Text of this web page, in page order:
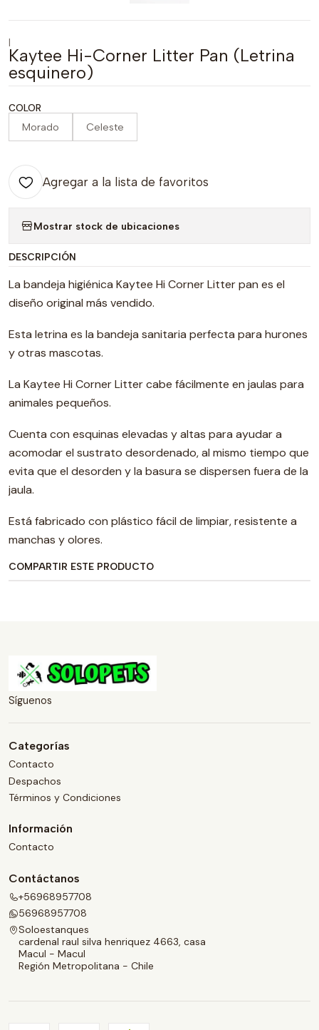
|
Kaytee Hi-Corner Litter Pan (Letrina
esquinero)
COLOR
Morado Celeste
Agregar a la lista de favoritos
Mostrar stock de ubicaciones
DESCRIPCIÓN
La bandeja higiénica Kaytee Hi Corner Litter pan es el
diseño original más vendido.
Esta letrina es la bandeja sanitaria perfecta para hurones
y otras mascotas.
La Kaytee Hi Corner Litter cabe fácilmente en jaulas para
animales pequeños.
Cuenta con esquinas elevadas y altas para ayudar a
acomodar el sustrato desordenado, al mismo tiempo que
evita que el desorden y la basura se dispersen fuera de la
jaula.
Está fabricado con plástico fácil de limpiar, resistente a
manchas y olores.
COMPARTIR ESTE PRODUCTO
Síguenos
Categorías
Contacto
Despachos
Términos y Condiciones
Información
Contacto
Contáctanos
+56968957708
56968957708
Soloestanques
cardenal raul silva henriquez 4663, casa
Macul - Macul
Región Metropolitana - Chile